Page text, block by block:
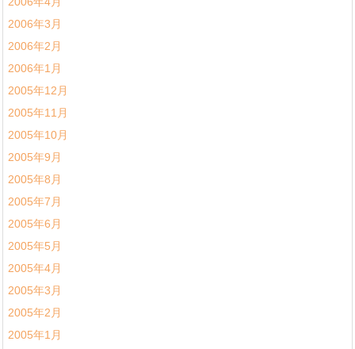
2006年3月
2006年2月
2006年1月
2005年12月
2005年11月
2005年10月
2005年9月
2005年8月
2005年7月
2005年6月
2005年5月
2005年4月
2005年3月
2005年2月
2005年1月